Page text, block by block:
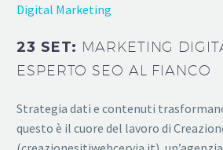
Digital Marketing
23 SET: MARKETING
ESPERTO SEO AL FIANCO
Strategia dati e contenuti
questo è il cuore del lavoro di